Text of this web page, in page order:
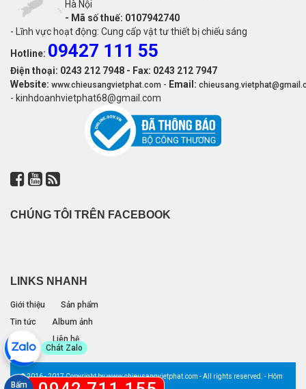
Hà Nội
- Mã số thuế: 0107942740
- Lĩnh vực hoạt động: Cung cấp vật tư thiết bị chiếu sáng
Hotline: 09427 111 55
Điện thoại: 0243 212 7948 - Fax: 0243 212 7947
Website: www.chieusangvietphat.com - Email:
- kinhdoanhvietphat68@gmail.com
CHÚNG TÔI TRÊN FACEBOOK
LINKS NHANH
Giới thiệu
Sản phẩm
Tin tức
Album ảnh
Đối tác
Liên hệ
© 2016 - 2017 Copyright by www.chieusangvietphat.com - All rights reserved. - Hôm
nay: 0 lượt
Chát Zalo
Bấm